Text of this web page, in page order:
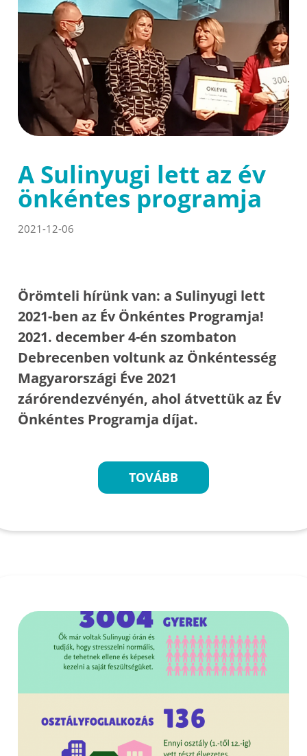
A Sulinyugi lett az év
önkéntes programja
2021-12-06
Örömteli hírünk van: a Sulinyugi lett
2021-ben az Év Önkéntes Programja!
2021. december 4-én szombaton
Debrecenben voltunk az Önkéntesség
Magyarországi Éve 2021
zárórendezvényén, ahol átvettük az Év
Önkéntes Programja díjat.
TOVÁBB